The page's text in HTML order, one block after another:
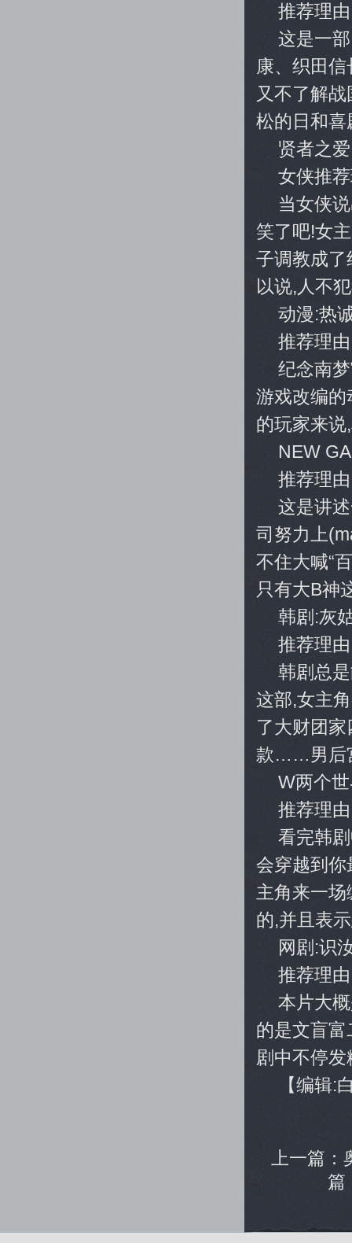
推荐理
这是一
康、织田
又不了解
松的日和喜
贤者之爱
女侠推
当女侠
笑了吧!女
子调教成
以说,人不
动漫:热
推荐理
纪念南
游戏改编
的玩家来
NEW
推荐理
这是讲
司努力上
不住大喊“
只有大B神
韩剧:灰
推荐理
韩剧总
这部,女主
了大财团
款……男后
W两个
推荐理
看完韩
会穿越到你
主角来一
的,并且表
网剧:识
推荐理
本片大
的是文盲
剧中不停
【编辑:
上一篇：
篇